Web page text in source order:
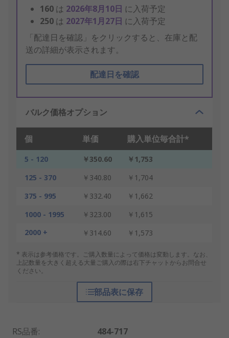
160 は 2026年8月10日 に入荷予定
250 は 2027年1月27日 に入荷予定
「配達日を確認」をクリックすると、在庫と配
送の詳細が表示されます。
配達日を確認
バルク価格オプション
個 単価 購入単位毎合計*
5 - 120 ￥350.60
￥1,753
125 - 370
￥340.80
￥1,704
375 - 995
￥332.40
￥1,662
1000 - 1995
￥323.00
￥1,615
2000 +
￥314.60 ￥1,573
* 表示は参考価格です。ご購入数量によって価格は変動します。なお、
上記数量を大きく超える大量ご購入の際は右下チャットからお問合せ
ください。
部品表に保存
RS品番:
484-717